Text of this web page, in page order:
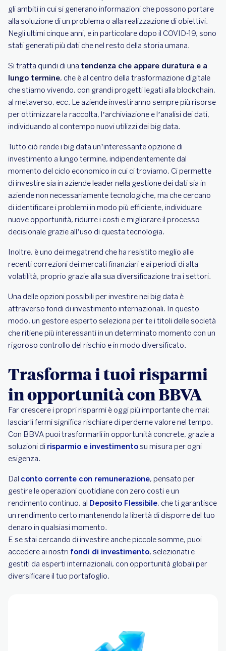
gli ambiti in cui si generano informazioni che possono portare
alla soluzione di un problema o alla realizzazione di obiettivi.
Negli ultimi cinque anni, e in particolare dopo il COVID-19, sono
stati generati più dati che nel resto della storia umana.
Si tratta quindi di una tendenza che appare duratura e a
lungo termine, che è al centro della trasformazione digitale
che stiamo vivendo, con grandi progetti legati alla blockchain,
al metaverso, ecc. Le aziende investiranno sempre più risorse
per ottimizzare la raccolta, l’archiviazione e l’analisi dei dati,
individuando al contempo nuovi utilizzi dei big data.
Tutto ciò rende i big data un’interessante opzione di
investimento a lungo termine, indipendentemente dal
momento del ciclo economico in cui ci troviamo. Ci permette
di investire sia in aziende leader nella gestione dei dati sia in
aziende non necessariamente tecnologiche, ma che cercano
di identificare i problemi in modo più efficiente, individuare
nuove opportunità, ridurre i costi e migliorare il processo
decisionale grazie all’uso di questa tecnologia.
Inoltre, è uno dei megatrend che ha resistito meglio alle
recenti correzioni dei mercati finanziari e ai periodi di alta
volatilità, proprio grazie alla sua diversificazione tra i settori.
Una delle opzioni possibili per investire nei big data è
attraverso fondi di investimento internazionali. In questo
modo, un gestore esperto seleziona per te i titoli delle società
che ritiene più interessanti in un determinato momento con un
rigoroso controllo del rischio e in modo diversificato.
Trasforma i tuoi risparmi
in opportunità con BBVA
Far crescere i propri risparmi è oggi più importante che mai:
lasciarli fermi significa rischiare di perderne valore nel tempo.
Con BBVA puoi trasformarli in opportunità concrete, grazie a
soluzioni di risparmio e investimentosu misura per ogni
esigenza.
Dal conto corrente con remunerazione, pensato per
gestire le operazioni quotidiane con zero costi e un
rendimento continuo, al Deposito Flessibile, che ti garantisce
un rendimento certo mantenendo la libertà di disporre del tuo
denaro in qualsiasi momento.
E se stai cercando di investire anche piccole somme, puoi
accedere ai nostri fondi di investimento, selezionati e
gestiti da esperti internazionali, con opportunità globali per
diversificare il tuo portafoglio.